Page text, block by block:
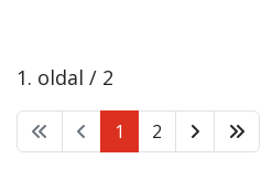
1. oldal / 2
1 2